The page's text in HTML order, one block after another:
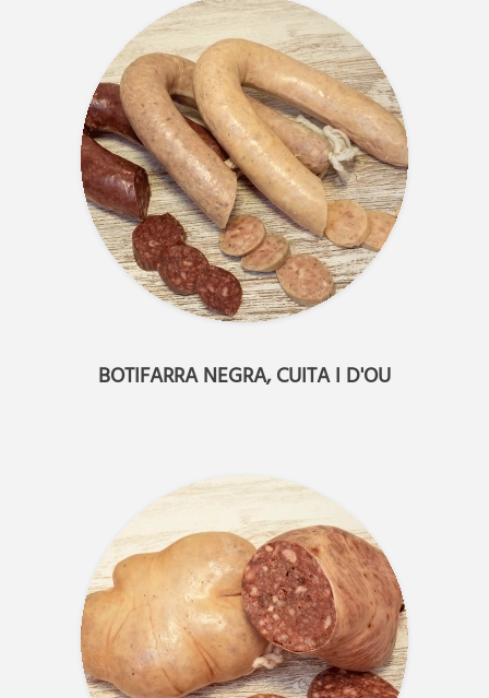
BOTIFARRA NEGRA, CUITA I D'OU